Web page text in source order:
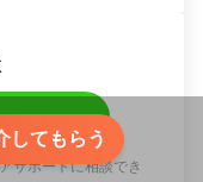
サポートに相談でき
してもらう